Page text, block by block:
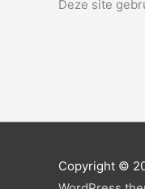
Deze site
Copyright ©